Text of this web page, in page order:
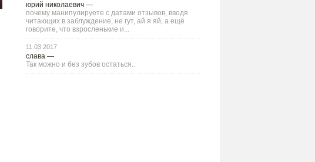
юрий николаевич —
почему манипулируете с датами отзывов, вводя
читающих в заблуждение, не гут, ай я яй, а ещё
говорите, что взросленькие и...
11.03.2017
слава —
Так можно и без зубов остаться..